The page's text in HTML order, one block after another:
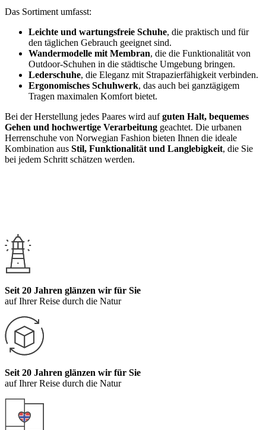
Das Sortiment umfasst:
Leichte und wartungsfreie Schuhe, die praktisch und für
den täglichen Gebrauch geeignet sind.
Wandermodelle mit Membran, die die Funktionalität von
Outdoor-Schuhen in die städtische Umgebung bringen.
Lederschuhe, die Eleganz mit Strapazierfähigkeit verbinden.
Ergonomisches Schuhwerk, das auch bei ganztägigem
Tragen maximalen Komfort bietet.
Bei der Herstellung jedes Paares wird aufguten Halt, bequemes
Gehen und hochwertige Verarbeitung geachtet. Die urbanen
Herrenschuhe von Norwegian Fashion bieten Ihnen die ideale
Kombination aus Stil, Funktionalität und Langlebigkeit, die Sie
bei jedem Schritt schätzen werden.
Seit 20 Jahren glänzen wir für Sie
auf Ihrer Reise durch die Natur
Seit 20 Jahren glänzen wir für Sie
auf Ihrer Reise durch die Natur